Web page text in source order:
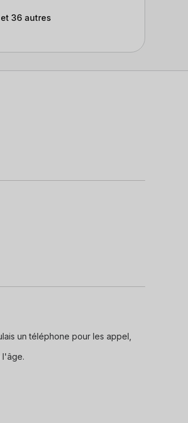
et 36 autres
un téléphone pour les appel,
l'âge.